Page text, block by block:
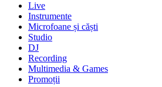
Live
Instrumente
Microfoane și căști
Studio
DJ
Recording
Multimedia & Games
Promoții